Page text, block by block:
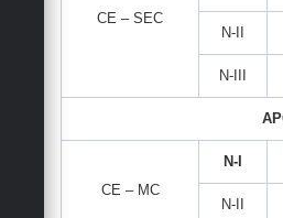
CE – SEC
N-II
N-III
CE – MC
N-I
N-II